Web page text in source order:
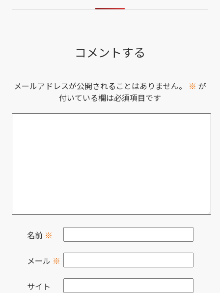
コメントする
メールアドレスが公開されることはありません。 ※ が
付いている欄は必須項目です
名前 ※
メール ※
サイト